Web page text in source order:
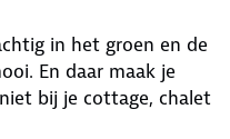
in het groen en de
En daar maak je
bij je cottage, chalet